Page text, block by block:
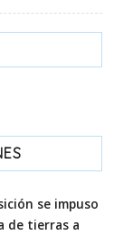
se impuso
de tierras a